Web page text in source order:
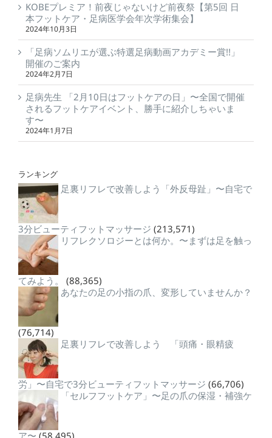
KOBEプレミア！前夜じゃないけど前夜祭【第5回 日
本フットケア・足病医学会年次学術集会】
2024年10月3日
「足病ソムリエが選ぶ特選足病動画アカデミー賞!!」
開催のご案内
2024年2月7日
足病先生 「2月10日はフットケアの日」〜全国で開催
されるフットケアイベント、勝手に紹介しちゃいま
す〜
2024年1月7日
ランキング
足裏リフレで改善しよう「外反母趾」〜自宅で
3分ビューティフットマッサージ (213,571)
リフレクソロジーとは何か。〜まずは足を触っ
てみよう。
(88,365)
あなたの足の小指の爪、変形していませんか？
(76,714)
足裏リフレで改善しよう 「頭痛・眼精疲
労」〜自宅で3分ビューティフットマッサージ (66,706)
「セルフフットケア」〜足の爪の保湿・補強ケ
ア〜 (58,495)